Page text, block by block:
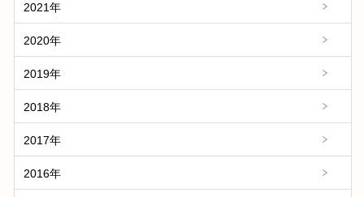
2021年
2020年
2019年
2018年
2017年
2016年